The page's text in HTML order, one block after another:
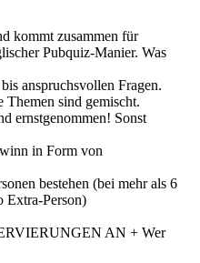
kommt zusammen für
Pubquiz-Manier. Was
anspruchsvollen Fragen.
Themen sind gemischt.
ernstgenommen! Sonst
in Form von
bestehen (bei mehr als 6
Extra-Person)
AN + Wer